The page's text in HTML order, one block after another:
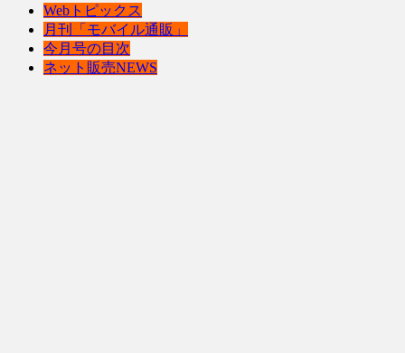
Webトピックス
月刊「モバイル通販」
今月号の目次
ネット販売NEWS